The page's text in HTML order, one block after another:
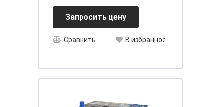
Запросить цену
Сравнить В избранное